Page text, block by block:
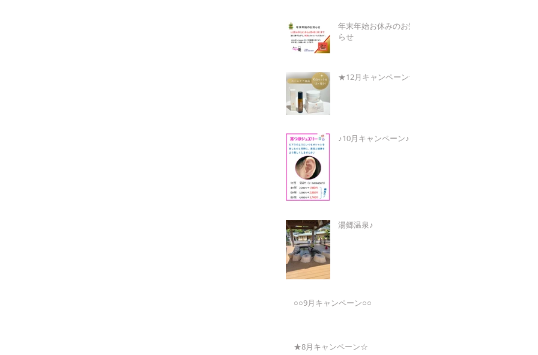
年末年始お休みのお知
らせ
★12月キャンペーン★
♪10月キャンペーン♪
湯郷温泉♪
○○9月キャンペーン○○
★8月キャンペーン☆